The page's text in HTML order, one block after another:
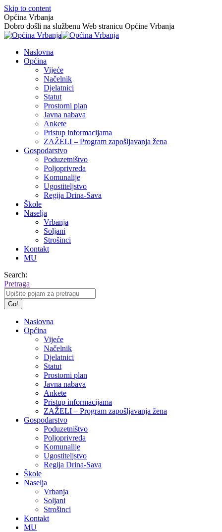
Skip to content
Općina Vrbanja
Dobro došli na službenu Web stranicu Općine Vrbanja
Naslovna
Općina
Vijeće
Načelnik
Djelatnici
Statut
Prostorni plan
Javna nabava
Ankete
Pristup informacijama
ZAŽELI – Program zapošljavanja žena
Gospodarstvo
Poduzetništvo
Poljoprivreda
Komunalije
Ugostiteljstvo
Regija Drina-Sava
Škole
Naselja
Vrbanja
Soljani
Strošinci
Kontakt
MU
Search:
Pretraga
Naslovna
Općina
Vijeće
Načelnik
Djelatnici
Statut
Prostorni plan
Javna nabava
Ankete
Pristup informacijama
ZAŽELI – Program zapošljavanja žena
Gospodarstvo
Poduzetništvo
Poljoprivreda
Komunalije
Ugostiteljstvo
Regija Drina-Sava
Škole
Naselja
Vrbanja
Soljani
Strošinci
Kontakt
MU